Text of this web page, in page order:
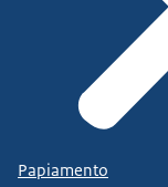
Papiamento